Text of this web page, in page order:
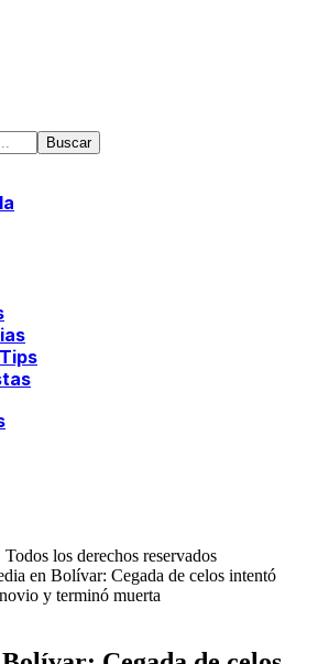
los derechos reservados
en Bolívar: Cegada de celos intentó
y terminó muerta